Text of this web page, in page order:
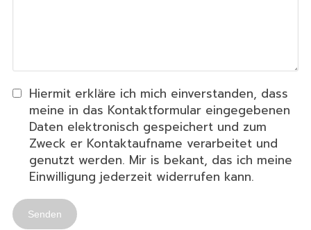
Hiermit erkläre ich mich einverstanden, dass
meine in das Kontaktformular eingegebenen
Daten elektronisch gespeichert und zum
Zweck er Kontaktaufname verarbeitet und
genutzt werden. Mir is bekant, das ich meine
Einwilligung jederzeit widerrufen kann.